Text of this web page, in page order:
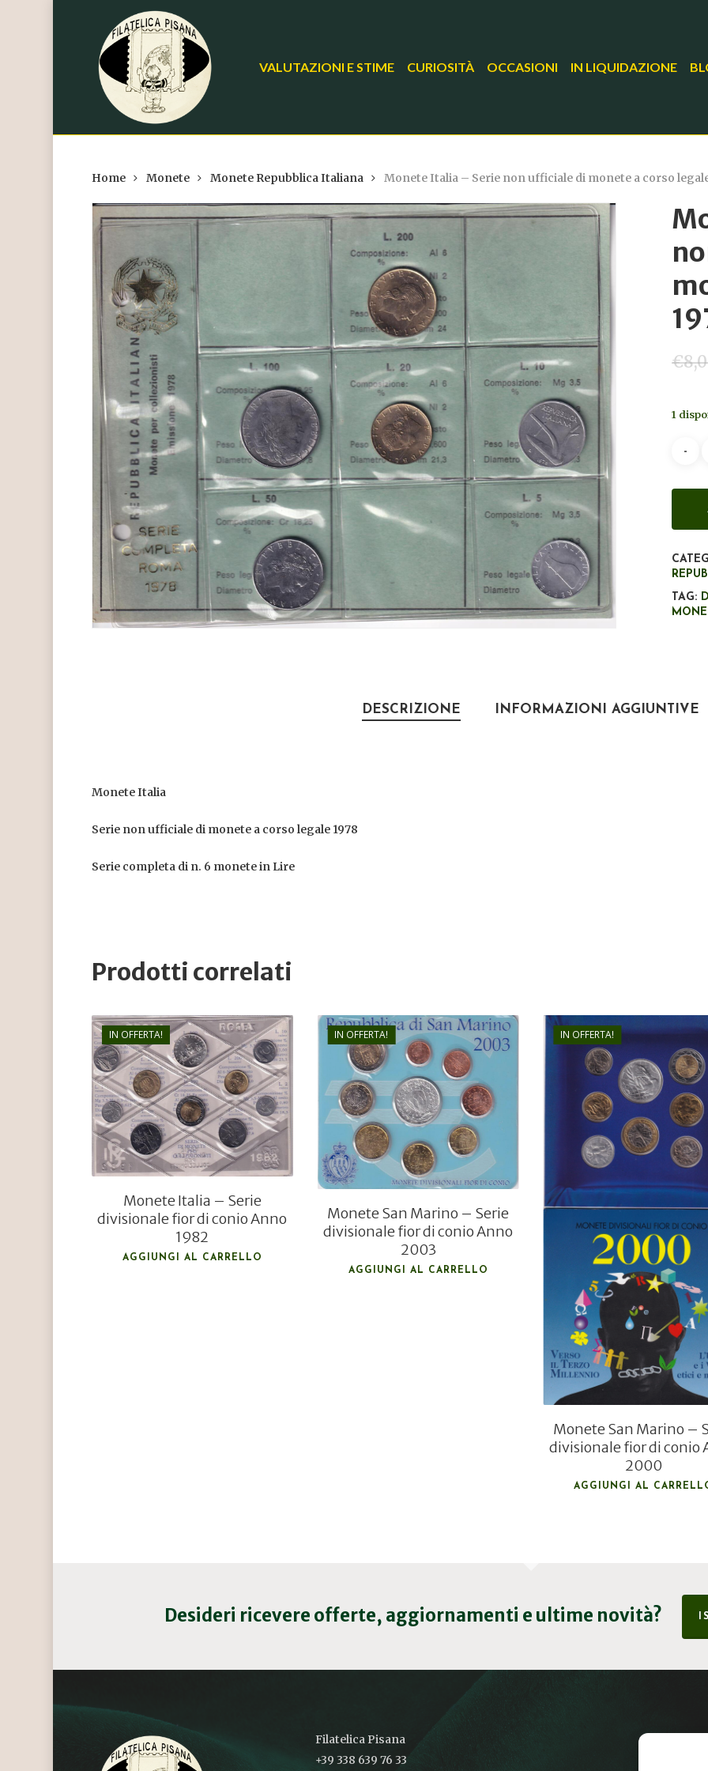
Hit enter to search or ESC to close
VALUTAZIONI E STIME CURIOSITÀ OCCASIONI IN LIQUIDAZIONE
Home Monete Monete Repubblica Italiana Monete Italia – Serie non ufficiale di monete a corso
€
1
TAG:
DESCRIZIONE INFORMAZIONI AGGIUNTIVE
Monete Italia
Serie non ufficiale di monete a corso legale 1978
Serie completa di n. 6 monete in Lire
Prodotti correlati
IN OFFERTA!
€34,00
€29,00
Monete Italia – Serie
divisionale fior di conio Anno
1982
AGGIUNGI AL CARRELLO
IN OFFERTA!
115,00
€105,00
Monete San Marino – Serie
divisionale fior di conio Anno
2003
AGGIUNGI AL CARRELLO
IN OFFERTA!
€ 120,00
Monete San Marino –
divisionale fior di conio
2000
AGGIUNGI AL
Desideri ricevere offerte, aggiornamenti e ultime novità?
Filatelica Pisana
+39 338 639 76 33